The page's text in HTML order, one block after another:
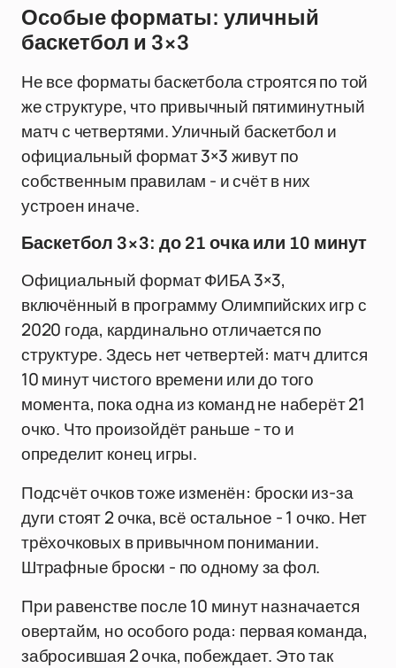
Особые форматы: уличный
баскетбол и 3×3
Не все форматы баскетбола строятся по той
же структуре, что привычный пятиминутный
матч с четвертями. Уличный баскетбол и
официальный формат 3×3 живут по
собственным правилам - и счёт в них
устроен иначе.
Баскетбол 3×3: до 21 очка или 10 минут
Официальный формат ФИБА 3×3,
включённый в программу Олимпийских игр с
2020 года, кардинально отличается по
структуре. Здесь нет четвертей: матч длится
10 минут чистого времени или до того
момента, пока одна из команд не наберёт 21
очко. Что произойдёт раньше - то и
определит конец игры.
Подсчёт очков тоже изменён: броски из-за
дуги стоят 2 очка, всё остальное - 1 очко. Нет
трёхочковых в привычном понимании.
Штрафные броски - по одному за фол.
При равенстве после 10 минут назначается
овертайм, но особого рода: первая команда,
забросившая 2 очка, побеждает. Это так